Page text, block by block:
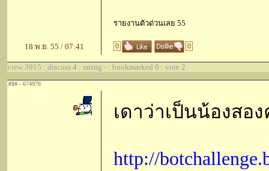
รายงานตัวด่วนเลย 55
18 พ.ย. 55 / 07:41 0 0
view 3915 : discuss 4 : rating - : bookmarked 0 : vote 2
#1# - 674976
เดาว่าเป็นน้องสอ
http://